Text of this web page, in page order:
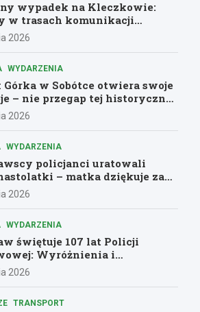
wypadek na Kleczkowie:
w trasach komunikacji
2026
WYDARZENIA
Górka w Sobótce otwiera swoje
– nie przegap tej historycznej
2026
WYDARZENIA
policjanci uratowali
– matka dziękuje za
2026
WYDARZENIA
świętuje 107 lat Policji
Wyróżnienia i
dla bohaterów służby
2026
TRANSPORT